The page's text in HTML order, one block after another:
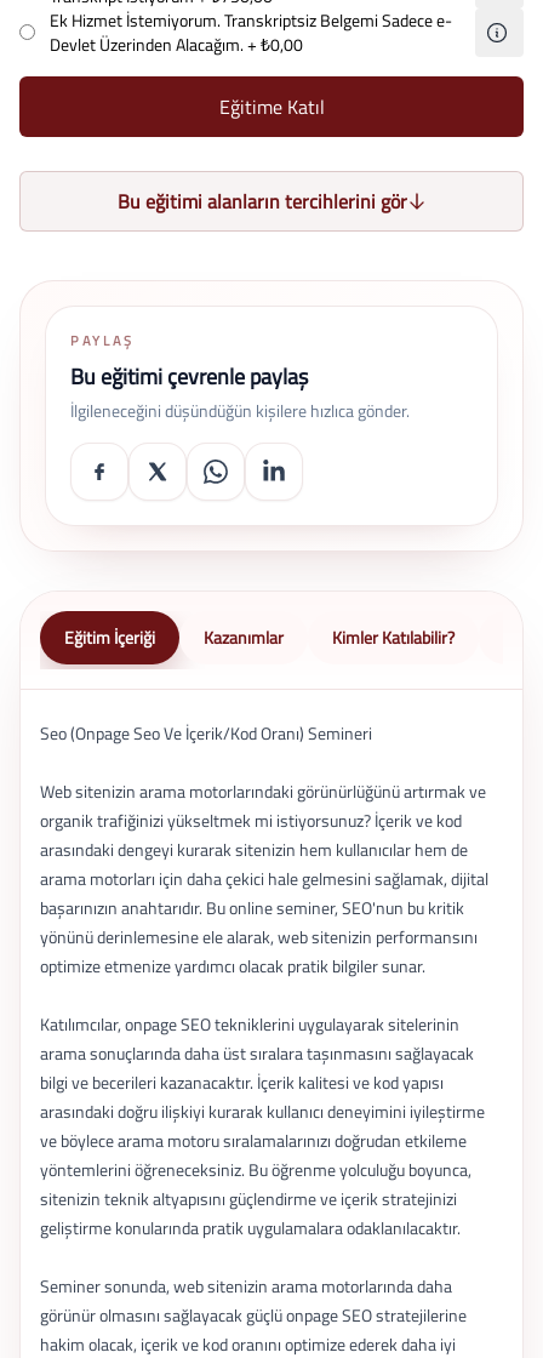
Ek Hizmet İstemiyorum. Transkriptsiz Belgemi Sadece e-
Devlet Üzerinden Alacağım.+ ₺0,00
Eğitime Katıl
Bu eğitimi alanların tercihlerini gör
PAYLAŞ
Bu eğitimi çevrenle paylaş
İlgileneceğini düşündüğün kişilere hızlıca gönder.
Eğitim İçeriği Kazanımlar Kimler Katılabilir?
Seo (Onpage Seo Ve İçerik/Kod Oranı) Semineri
Web sitenizin arama motorlarındaki görünürlüğünü artırmak ve
organik trafiğinizi yükseltmek mi istiyorsunuz? İçerik ve kod
arasındaki dengeyi kurarak sitenizin hem kullanıcılar hem de
arama motorları için daha çekici hale gelmesini sağlamak, dijital
başarınızın anahtarıdır. Bu online seminer, SEO'nun bu kritik
yönünü derinlemesine ele alarak, web sitenizin performansını
optimize etmenize yardımcı olacak pratik bilgiler sunar.
Katılımcılar, onpage SEO tekniklerini uygulayarak sitelerinin
arama sonuçlarında daha üst sıralara taşınmasını sağlayacak
bilgi ve becerileri kazanacaktır. İçerik kalitesi ve kod yapısı
arasındaki doğru ilişkiyi kurarak kullanıcı deneyimini iyileştirme
ve böylece arama motoru sıralamalarınızı doğrudan etkileme
yöntemlerini öğreneceksiniz. Bu öğrenme yolculuğu boyunca,
sitenizin teknik altyapısını güçlendirme ve içerik stratejinizi
geliştirme konularında pratik uygulamalara odaklanılacaktır.
Seminer sonunda, web sitenizin arama motorlarında daha
görünür olmasını sağlayacak güçlü onpage SEO stratejilerine
hakim olacak, içerik ve kod oranını optimize ederek daha iyi